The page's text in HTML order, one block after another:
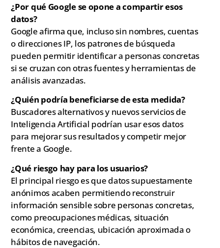
¿Por qué Google se opone a compartir esos
datos?
Google afirma que, incluso sin nombres, cuentas
o direcciones IP, los patrones de búsqueda
pueden permitir identificar a personas concretas
si se cruzan con otras fuentes y herramientas de
análisis avanzadas.
¿Quién podría beneficiarse de esta medida?
Buscadores alternativos y nuevos servicios de
Inteligencia Artificial podrían usar esos datos
para mejorar sus resultados y competir mejor
frente a Google.
¿Qué riesgo hay para los usuarios?
El principal riesgo es que datos supuestamente
anónimos acaben permitiendo reconstruir
información sensible sobre personas concretas,
como preocupaciones médicas, situación
económica, creencias, ubicación aproximada o
hábitos de navegación.